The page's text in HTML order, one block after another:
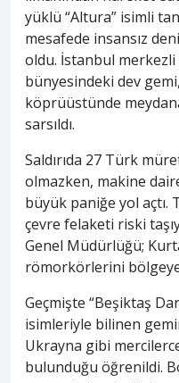
yüklü “Altura” isimli
mesafede insansız
oldu. İstanbul
bünyesindeki dev
köprüüstünde
sarsıldı.
Saldırıda 27 Türk
olmazken, makine
büyük paniğe yol açtı.
çevre felaketi riski
Genel Müdürlüğü;
römorkörlerini
Geçmişte “Beşiktaş
isimleriyle bilinen
Ukrayna gibi
bulunduğu öğrenildi.